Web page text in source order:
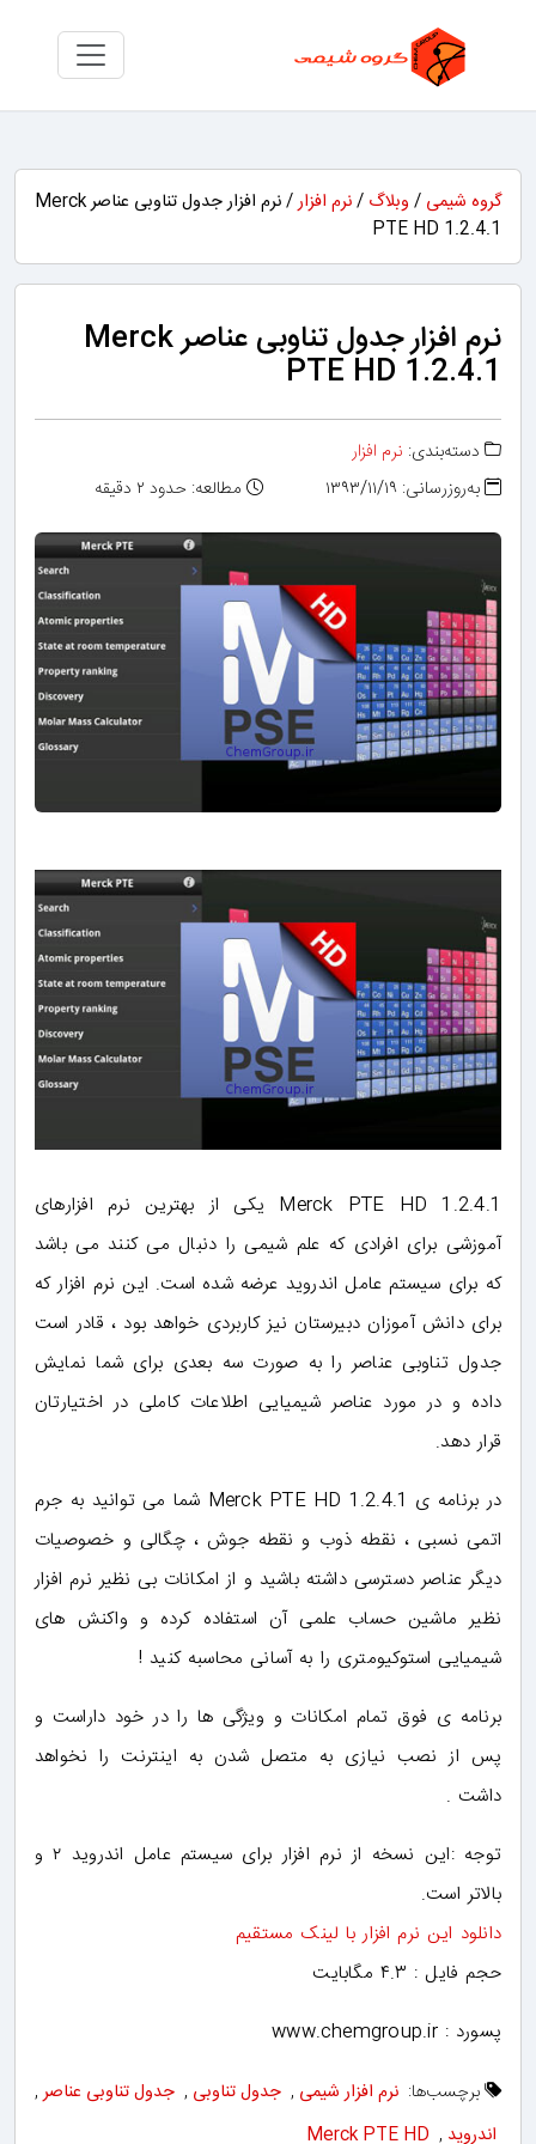
گروه شیمی / وبلاگ /نرم افزار
/ نرم افزار جدول تناوبی عناصر Merck
PTE HD 1.2.4.1
نرم افزار جدول تناوبی عناصر Merck
PTE HD 1.2.4.1
دسته‌بندی: نرم افزار
به‌روزرسانی: ۱۳۹۳/۱۱/۱۹
مطالعه: حدود ۲ دقیقه
Merck PTE HD 1.2.4.1 یکی از بهترین نرم افزارهای
آموزشی برای افرادی که علم شیمی را دنبال می کنند می باشد
که برای سیستم عامل اندروید عرضه شده است. این نرم افزار که
برای دانش آموزان دبیرستان نیز کاربردی خواهد بود ، قادر است
جدول تناوبی عناصر را به صورت سه بعدی برای شما نمایش
داده و در مورد عناصر شیمیایی اطلاعات کاملی در اختیارتان
قرار دهد.
در برنامه ی Merck PTE HD 1.2.4.1 شما می توانید به جرم
اتمی نسبی ، نقطه ذوب و نقطه جوش ، چگالی و خصوصیات
دیگر عناصر دسترسی داشته باشید و از امکانات بی نظیر نرم افزار
نظیر ماشین حساب علمی آن استفاده کرده و واکنش های
شیمیایی استوکیومتری را به آسانی محاسبه کنید !
برنامه ی فوق تمام امکانات و ویژگی ها را در خود داراست و
پس از نصب نیازی به متصل شدن به اینترنت را نخواهد
داشت .
توجه :این نسخه از نرم افزار برای سیستم عامل اندروید ۲ و
بالاتر است.
دانلود این نرم افزار با لینک مستقیم
حجم فایل : ۴.۳ مگابایت
پسورد : www.chemgroup.ir
برچسب‌ها: نرم افزار شیمی , جدول تناوبی , جدول تناوبی عناصر ,
اندروید ,
Merck PTE HD